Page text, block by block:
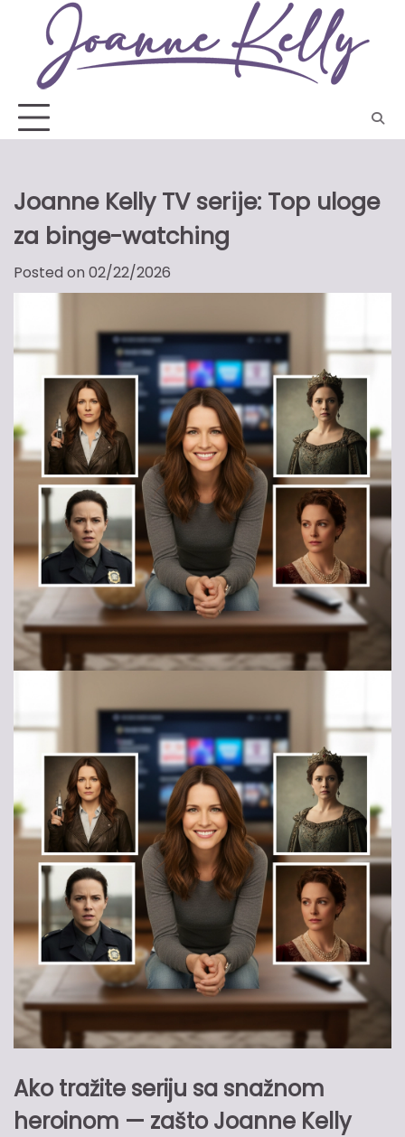
content
Joanne Kelly TV serije: Top uloge
za binge-watching
Posted on 02/22/2026
Ako tražite seriju sa snažnom
heroinom — zašto Joanne Kelly